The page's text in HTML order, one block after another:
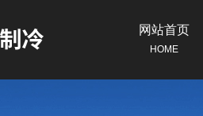
网站首页
HOME